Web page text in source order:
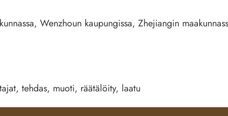
Wenzhoun kaupungissa, Zhejiangin
tehdas, muoti, räätälöity, laatu